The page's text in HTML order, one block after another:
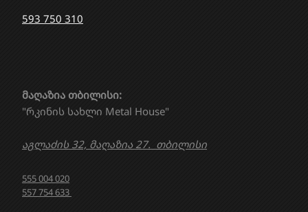
მაღაზია თბილისი:
"რკინის სახლი Metal House"
აგლაძის 32, მაღაზია 27. თბილისი
555 004 020
557 754 633
593 750 310